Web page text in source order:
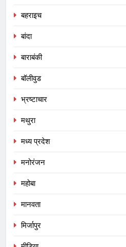
बहराइच
बांदा
बाराबंकी
बॉलीवुड
भ्रष्टाचार
मथुरा
मध्य प्रदेश
मनोरंजन
महोबा
मानवता
मिर्जापुर